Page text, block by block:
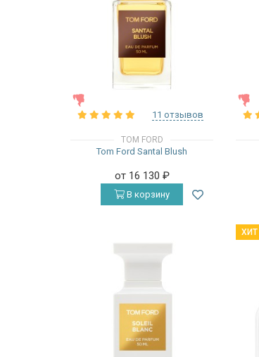
11 отзывов
TOM FORD
Tom Ford Santal Blush
от 16 130 ₽
В корзину
ХИТ